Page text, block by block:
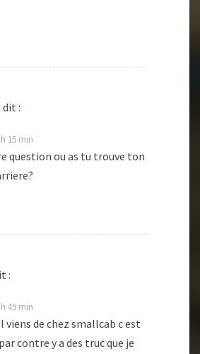
dit :
15 min
question ou as tu trouve ton
:
49 min
viens de chez smallcab c est
contre y a des truc que je